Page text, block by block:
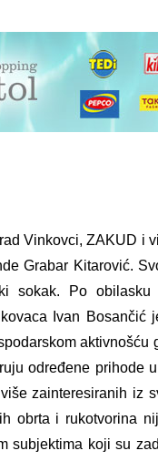
Vinkovci, ZAKUD i
Grabar Kitarović.
sokak. Po
Ivan Bosančić
određene prihode
zainteresiranih iz
obrta i rukotvorina
subjektima koji su